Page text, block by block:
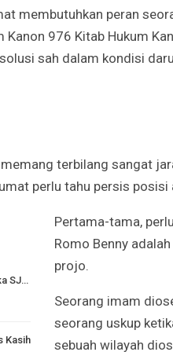
membutuhkan peran
Kanon 976 Kitab Hukum
sah dalam kondisi
terbilang sangat
perlu tahu persis
SJ…
Kasih
Pertama-tama,
Romo Benny
projo.
Seorang imam
seorang uskup
sebuah wilayah